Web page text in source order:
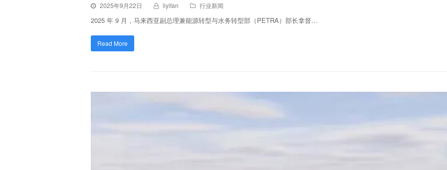
2025年9月22日 liyifan 行业新闻
2025 年 9 月，马来西亚副总理兼能源转型与水务转型部（PETRA）部长拿督…
Read More